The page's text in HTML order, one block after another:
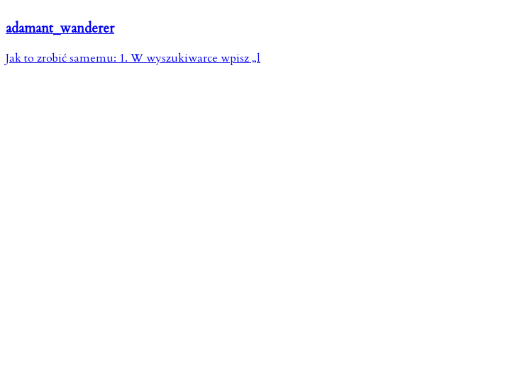
adamant_wanderer
Jak to zrobić samemu: 1. W wyszukiwarce wpisz „l